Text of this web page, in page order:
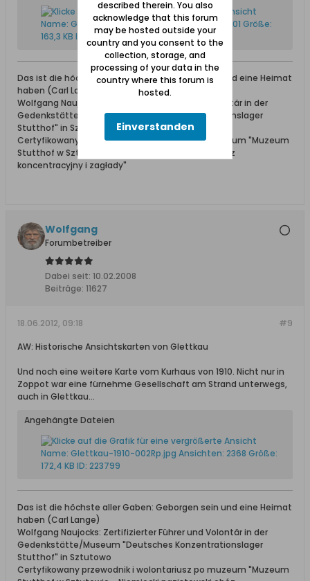
Das ist die höchste aller Gaben: Geborgen sein und eine Heimat
haben (Carl Lange)
Wolfgang Naujocks: Zertifizierter Führer und Volontär in der
Gedenkstätte/Museum "Deutsches Konzentrationslager
Stutthof" in Sztutowo
Certyfikowany przewodnik i wolontariusz po muzeum "Muzeum
Stutthof w Sztutowie - Niemiecki nazistowski obóz
koncentracyjny i zagłady"
Wolfgang
Forumbetreiber
Dabei seit: 10.02.2008
Beiträge: 11627
#9
18.06.2012, 09:18
AW: Historische Ansichtskarten von Glettkau
Und noch eine weitere Karte vom Kurhaus von 1910. Nicht nur in
Zoppot war eine fürnehme Gesellschaft am Strand unterwegs,
auch in Glettkau...
Angehängte Dateien
Das ist die höchste aller Gaben: Geborgen sein und eine Heimat
haben (Carl Lange)
Wolfgang Naujocks: Zertifizierter Führer und Volontär in der
Gedenkstätte/Museum "Deutsches Konzentrationslager
Stutthof" in Sztutowo
Certyfikowany przewodnik i wolontariusz po muzeum "Muzeum
described therein. You also
acknowledge that this forum
may be hosted outside your
country and you consent to the
collection, storage, and
processing of your data in the
country where this forum is
hosted.
Einverstanden